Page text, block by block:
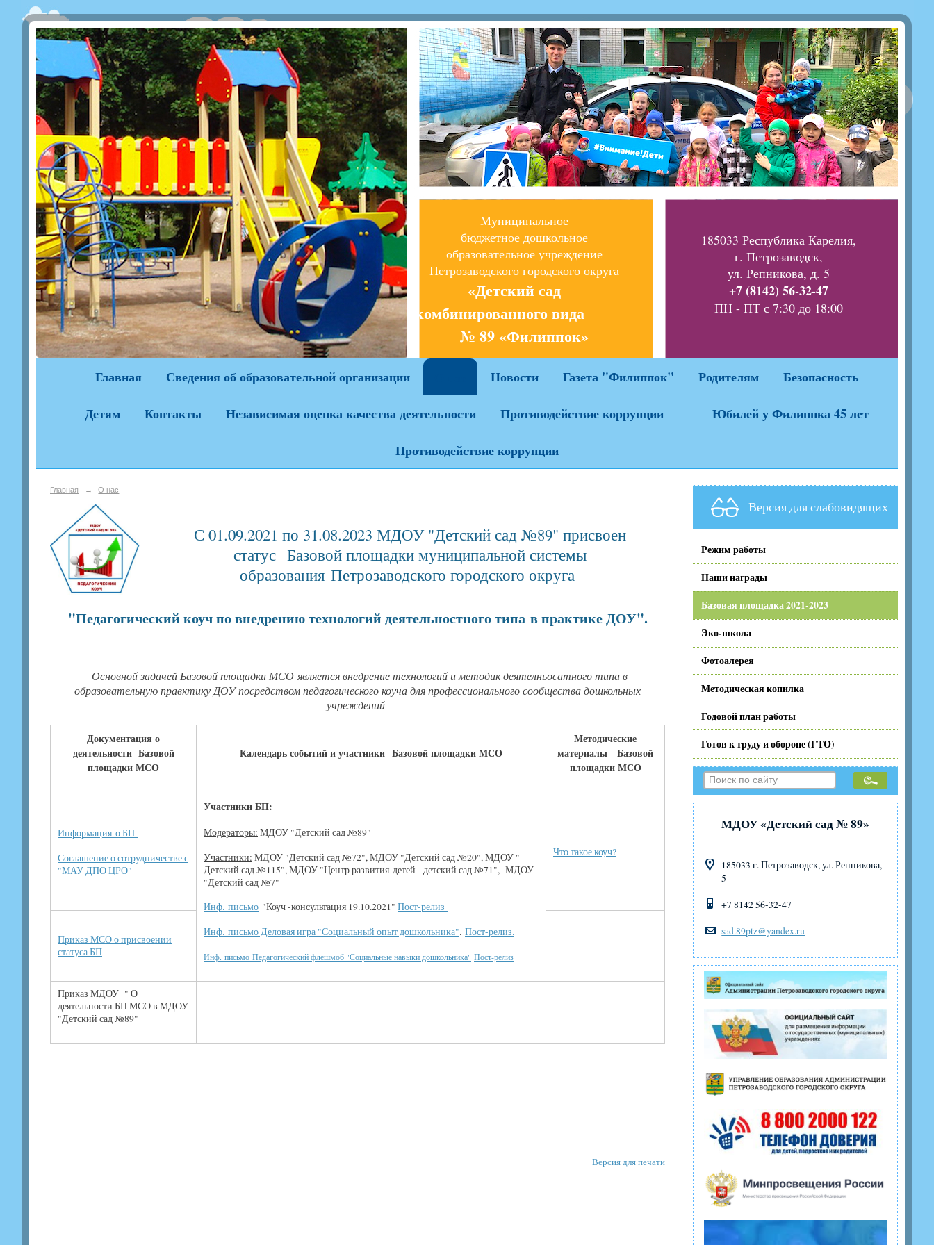
Муниципальное
бюджетное дошкольное
образовательное учреждение
Петрозаводского городского округа
«Детский сад
комбинированного вида
№ 89 «Филиппок»
185033 Республика Карелия,
г. Петрозаводск,
ул. Репникова, д. 5
+7 (8142) 56-32-47
ПН - ПТ с 7:30 до 18:00
Главная Сведения об образовательной организации Новости Газета "Филиппок" Родителям Безопасность
Детям Контакты Независимая оценка качества деятельности Противодействие коррупции Юбилей у Филиппка 45 лет
Противодействие коррупции
Главная → О нас
С 01.09.2021 по 31.08.2023 МДОУ "Детский сад №89" присвоен
статус Базовой площадки муниципальной системы
образования Петрозаводского городского округа
"Педагогический коуч по внедрению технологий деятельностного типа в практике ДОУ".
Основной задачей Базовой площадки МСО является внедрение технологий и методик деятелньосатного типа в
образовательную правктику ДОУ посредством педагогического коуча для профессионального сообщества дошкольных
учреждений
Документация о
деятельности Базовой
площадки МСО
Календарь событий и участники Базовой площадки МСО
Методические
материалы Базовой
площадки МСО
Информация о БП
Соглашение о сотрудничестве с
"МАУ ДПО ЦРО"
Участники БП:
Модераторы: МДОУ "Детский сад №89"
Участники: МДОУ "Детский сад №72", МДОУ "Детский сад №20", МДОУ "
Детский сад №115", МДОУ "Центр развития детей - детский сад №71", МДОУ
"Детский сад №7"
Инф. письмо "Коуч -консультация 19.10.2021" Пост-релиз
Инф. письмо Деловая игра "Социальный опыт дошкольника". Пост-релиз.
Инф. письмо Педагогический флешмоб "Социальные навыки дошкольника" Пост-релиз
Что такое коуч?
Приказ МСО о присвоении
статуса БП
Приказ МДОУ " О
деятельности БП МСО в МДОУ
"Детский сад №89"
Версия для печати
Версия для слабовидящих
Режим работы
Наши награды
Базовая площадка 2021-2023
Эко-школа
Фотоалерея
Методическая копилка
Годовой план работы
Готов к труду и обороне (ГТО)
МДОУ «Детский сад № 89»
185033 г. Петрозаводск, ул. Репникова,
5
+7 8142 56-32-47
sad.89ptz@yandex.ru